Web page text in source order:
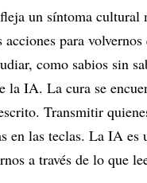
un síntoma
para
como sabios sin
la IA. La cura se
Transmitir
en las teclas. La IA
a través de lo que